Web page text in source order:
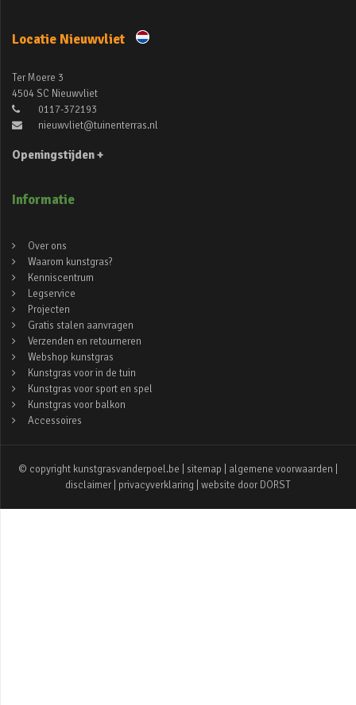
Locatie Nieuwvliet
Ter Moere 3
4504 SC Nieuwvliet
0117-372193
nieuwvliet@tuinenterras.nl
Openingstijden +
Informatie
Over ons
Waarom kunstgras?
Kenniscentrum
Legservice
Projecten
Gratis stalen aanvragen
Verzenden en retourneren
Webshop kunstgras
Kunstgras voor in de tuin
Kunstgras voor sport en spel
Kunstgras voor balkon
Accessoires
© copyright kunstgrasvanderpoel.be | sitemap algemene voorwaarden
disclaimer
privacyverklaring | website door DORST